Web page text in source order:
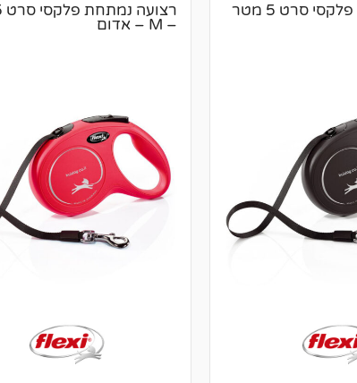
רצועה נמתחת פלקסי סרט 5 מטר
– M – אדום